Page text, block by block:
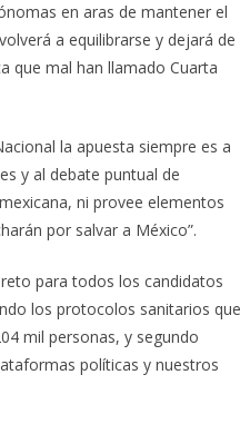
en aras de mantener el
a equilibrarse y dejará de
que mal han llamado Cuarta
la apuesta siempre es a
y al debate puntual de
ni provee elementos
por salvar a México”.
para todos los candidatos
los protocolos sanitarios que
mil personas, y segundo
políticas y nuestros